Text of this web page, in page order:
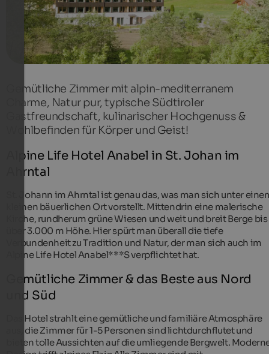
Gemütliche Zimmer mit alpin-mediterranem
Charme, Natur pur, typische Südtiroler
Gastfreundschaft, kulinarischer Hochgenuss &
Wohlbefinden für Körper und Geist!
Alpine Life Hotel Anabel in St. Johan im
Ahrntal
St. Johann im Ahrntal ist genau das, was man sich unter
kleinen bäuerlichen Ort vorstellt. Mittendrin eine malerische
Kirche, rundherum grüne Wiesen und weit und breit Berge bis
über 3.000 m Höhe. Hier spürt man überall die tiefe
Verbundenheit zu Tradition und Natur, der man sich auch im
Alpine Life Hotel Anabel***S verpflichtet hat.
Gemütliche Zimmer & das Beste aus Nord
und Süd
Das Hotel strahlt eine gemütliche und familiäre Atmosphäre
aus, die Zimmer für 1-5 Personen sind lichtdurchflutet und
bieten tolle Aussichten auf die umliegende Bergwelt.